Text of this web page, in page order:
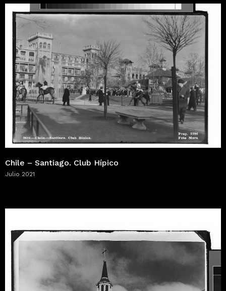
Chile – Santiago. Club Hípico
Julio 2021